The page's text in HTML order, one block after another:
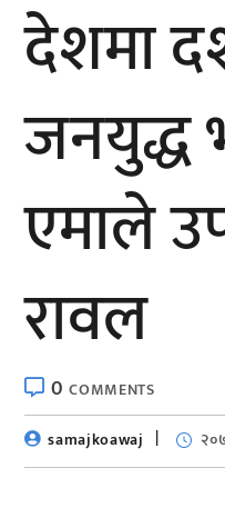
देशमा
जनयुद्ध
एमाले
रावल
0COMMENTS
samajkoawaj